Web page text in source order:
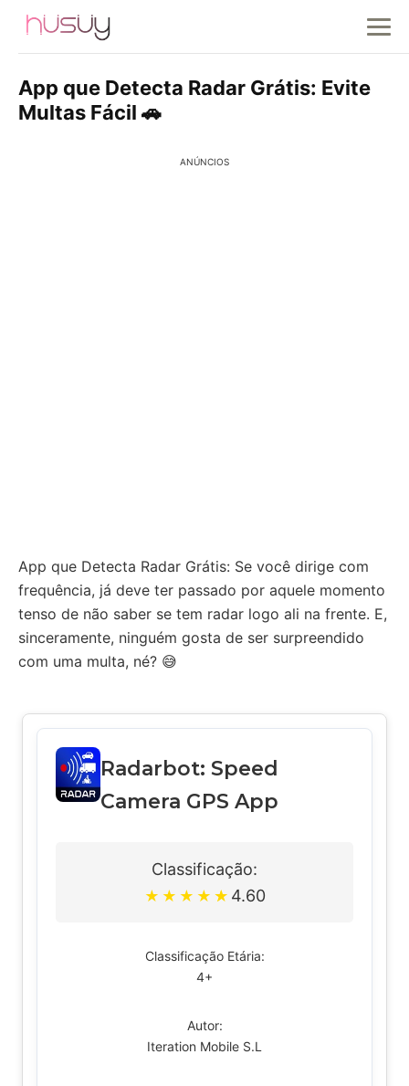
App que Detecta Radar Grátis: Evite
Multas Fácil 🚗
ANÚNCIOS
App que Detecta Radar Grátis: Se você dirige com
frequência, já deve ter passado por aquele momento
tenso de não saber se tem radar logo ali na frente. E,
sinceramente, ninguém gosta de ser surpreendido
com uma multa, né? 😅
Radarbot: Speed
Camera GPS App
Classificação:
★ ★ ★ ★ ★ 4.60
Classificação Etária:
4+
Autor:
Iteration Mobile S.L